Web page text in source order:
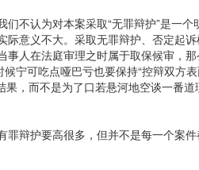
不认为对本案采取“无罪辩护”是一
意义不大。采取无罪辩护、否定起
人在法庭审理之时属于取保候审，
宁可吃点哑巴亏也要保持“控辩双方
，而不是为了口若悬河地空谈一番
辩护要高很多，但并不是每一个案